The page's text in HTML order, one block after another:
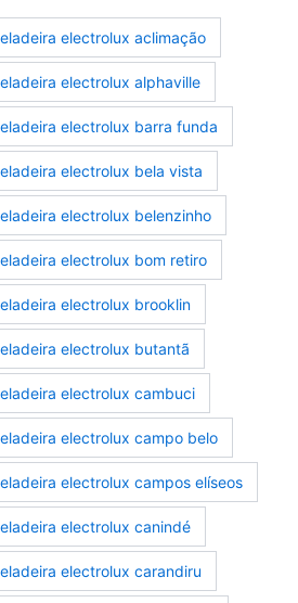
electrolux aclimação
electrolux alphaville
electrolux barra funda
electrolux bela vista
electrolux belenzinho
electrolux bom retiro
electrolux brooklin
electrolux butantã
electrolux cambuci
electrolux campo belo
electrolux campos elíseos
electrolux canindé
electrolux carandiru